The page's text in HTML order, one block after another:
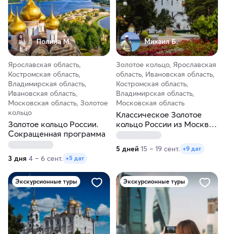
Полина М.
Ярославская область,
Костромская область,
Владимирская область,
Ивановская область,
Московская область, Золотое
кольцо
Золотое кольцо России.
Сокращенная программа
3 дня 4 – 6 сент. +5 дат
Михаил Б.
Золотое кольцо, Ярославская
область, Ивановская область,
Костромская область,
Владимирская область,
Московская область
Классическое Золотое
кольцо России из Москвы.
От Владимира до
5 дней 15 – 19 сент. +9 дат
Экскурсионные туры Экскурсионные туры